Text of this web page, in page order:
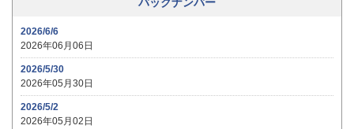
2026/6/6
2026年06月06日
2026/5/30
2026年05月30日
2026/5/2
2026年05月02日